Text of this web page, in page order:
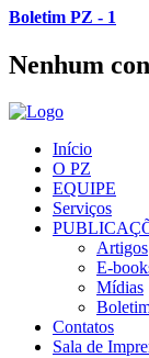
Boletim PZ - 1
Nenhum
Início
O PZ
EQUIPE
Serviços
Artigos
E-
Mídias
Contatos
Sala de